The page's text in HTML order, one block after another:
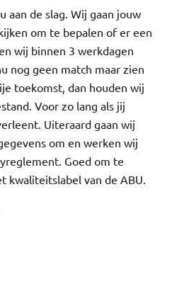
aan de slag. Wij gaan jouw
om te bepalen of er een
wij binnen 3 werkdagen
nog geen match maar zien
toekomst, dan houden wij
Voor zo lang als jij
Uiteraard gaan wij
om en werken wij
Goed om te
kwaliteitslabel van de ABU.